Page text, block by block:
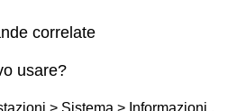
correlate
usare?
> Sistema > Informazioni .